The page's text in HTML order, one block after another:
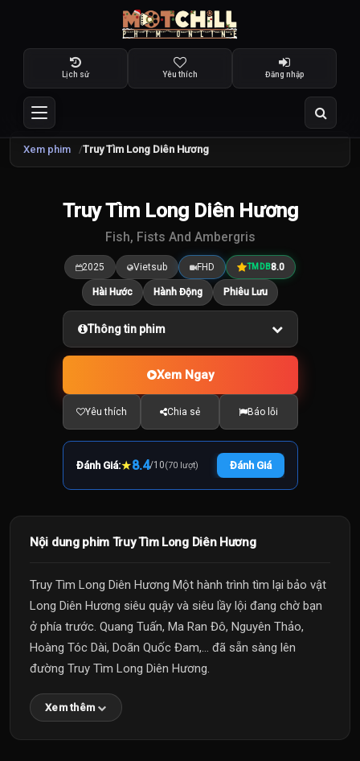
Lịch sử Yêu thích Đăng nhập
Xem phim Truy Tìm Long Diên Hương
8.4 /10
Truy Tìm Long Diên Hương
Fish, Fists And Ambergris
2025 Vietsub FHD TMDB8.0
Hài Hước Hành Động Phiêu Lưu
Thông tin phim
Xem Ngay
Yêu thích Chia sẻ Báo lỗi
Đánh Giá:★8.4/10(70 lượt) Đánh Giá
Nội dung phim Truy Tìm Long Diên Hương
Truy Tìm Long Diên Hương Một hành trình tìm lại bảo vật
Long Diên Hương siêu quậy và siêu lầy lội đang chờ bạn
ở phía trước. Quang Tuấn, Ma Ran Đô, Nguyên Thảo,
Hoàng Tóc Dài, Doãn Quốc Đam,... đã sẵn sàng lên
đường Truy Tìm Long Diên Hương.
Xem thêm